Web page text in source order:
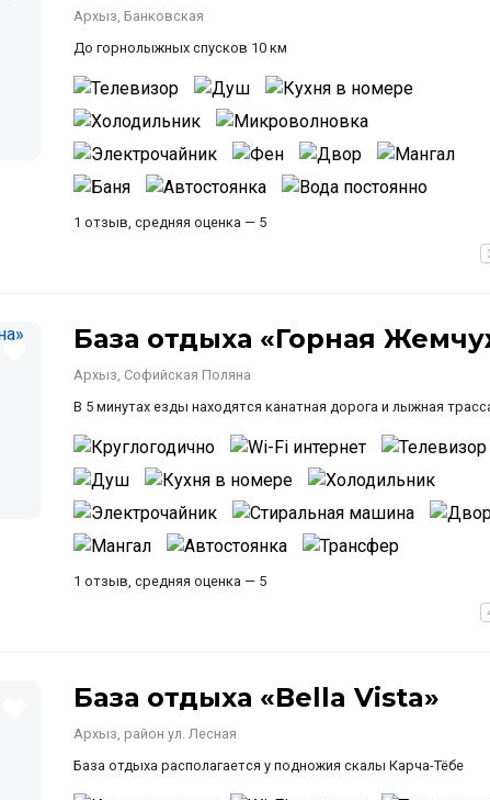
Архыз, Банковская
До горнолыжных спусков 10 км
1 отзыв, средняя оценка — 5
База отдыха «Горная
Архыз, Софийская Поляна
В 5 минутах езды находятся канатная дорога и лыжная
1 отзыв, средняя оценка — 5
База отдыха «Bella Vista»
Архыз, район ул. Лесная
База отдыха располагается у подножия скалы Карча-Тёбе